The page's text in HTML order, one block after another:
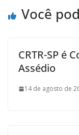
Você
CRTR-SP é
Assédio
14 de agosto de